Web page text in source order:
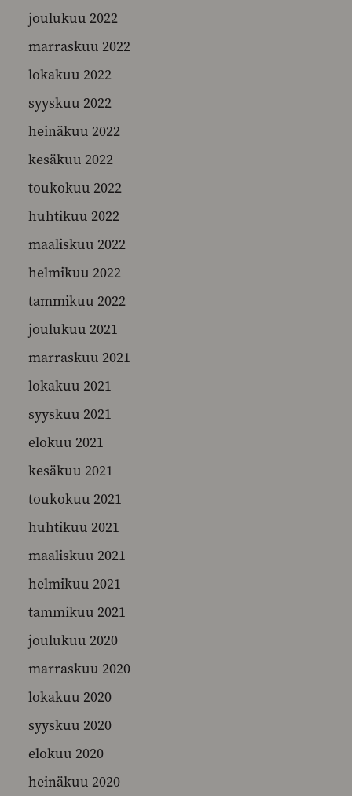
joulukuu 2022
marraskuu 2022
lokakuu 2022
syyskuu 2022
heinäkuu 2022
kesäkuu 2022
toukokuu 2022
huhtikuu 2022
maaliskuu 2022
helmikuu 2022
tammikuu 2022
joulukuu 2021
marraskuu 2021
lokakuu 2021
syyskuu 2021
elokuu 2021
kesäkuu 2021
toukokuu 2021
huhtikuu 2021
maaliskuu 2021
helmikuu 2021
tammikuu 2021
joulukuu 2020
marraskuu 2020
lokakuu 2020
syyskuu 2020
elokuu 2020
heinäkuu 2020